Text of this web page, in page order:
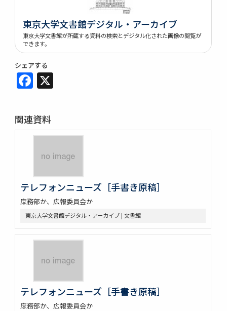
東京大学文書館デジタル・アーカイブ
東京大学文書館が所蔵する資料の検索とデジタル化された画像の閲覧が
できます。
シェアする
Facebook
関連資料
テレフォンニューズ［手書き原稿］
庶務部か、広報委員会か
東京大学文書館デジタル・アーカイブ | 文書館
テレフォンニューズ［手書き原稿］
庶務部か、広報委員会か